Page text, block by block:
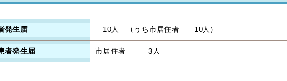
発生届 10人 （うち市居住者 10人）
者発生届 市居住者 3人